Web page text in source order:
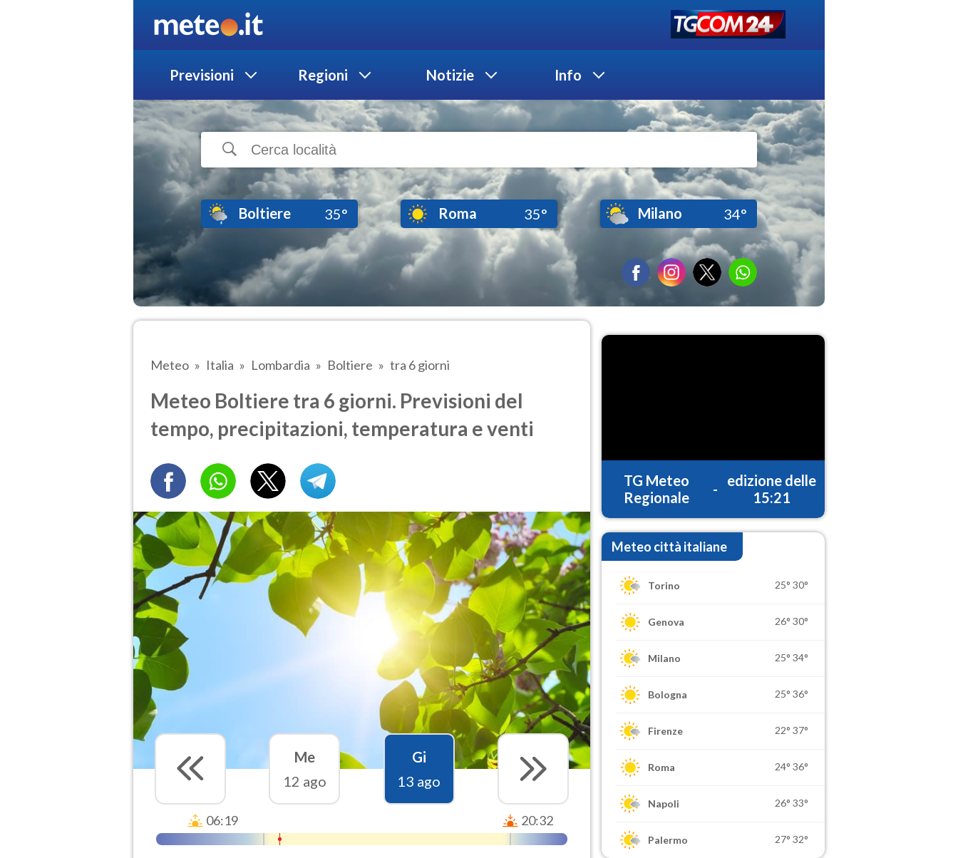
Previsioni Regioni Notizie Info
Boltiere 35° Roma 35° Milano 34°
Meteo Italia Lombardia Boltiere tra 6 giorni
Meteo Boltiere tra 6 giorni. Previsioni del
tempo, precipitazioni, temperatura e venti
Me
12 ago
Gi
13 ago
06:19 20:32
TG Meteo
Regionale
-
edizione delle
15:21
Meteo città italiane
Torino 25° 30°
Genova 26° 30°
Milano 25° 34°
Bologna 25° 36°
Firenze 22° 37°
Roma 24° 36°
Napoli 26° 33°
Palermo 27° 32°